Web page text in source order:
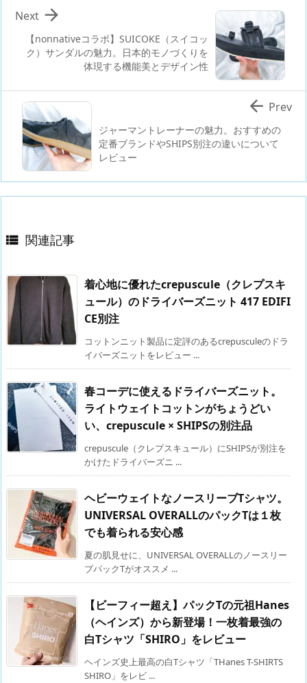
【nonnativeコラボ】SUICOKE（スイコッ
ク）サンダルの魅力。日本的モノづくりを
体現する機能美とデザイン性

Next
ジャーマントレーナーの魅力。おすすめの
定番ブランドやSHIPS別注の違いについて
レビュー
 Prev
 関連記事
着心地に優れたcrepuscule（クレプスキ
ュール）のドライバーズニット 417 EDIFI
CE別注
コットンニット製品に定評のあるcrepusculeのドラ
イバーズニットをレビュー ...
春コーデに使えるドライバーズニット。
ライトウェイトコットンがちょうどい
い、crepuscule × SHIPSの別注品
crepuscule（クレプスキュール）にSHIPSが別注を
かけたドライバーズニ ...
ヘビーウェイトなノースリーブTシャツ。
UNIVERSAL OVERALLのパックTは１枚
でも着られる安心感
夏の肌見せに、UNIVERSAL OVERALLのノースリー
ブパックTがオススメ ...
【ビーフィー超え】パックTの元祖Hanes
（ヘインズ）から新登場！一枚着最強の
白Tシャツ「SHIRO」をレビュー
ヘインズ史上最高の白Tシャツ「THanes T-SHIRTS
SHIRO」をレビ ...